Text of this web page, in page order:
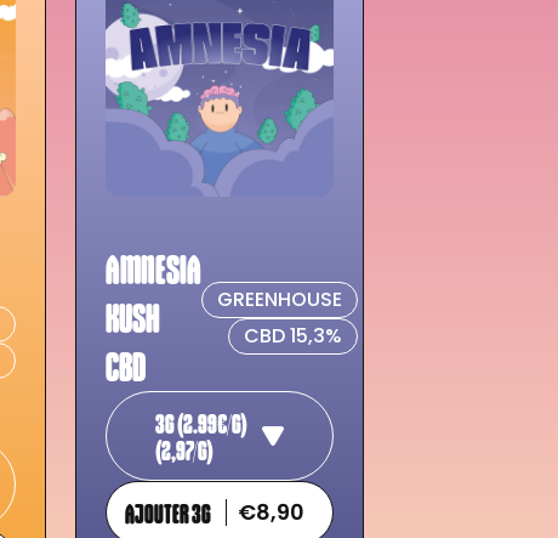
AMNESIA
KUSH
CBD
GREENHOUSE
CBD 15,3%
3G (2.99€/G)
(2,97/G)
AJOUTER 3G
€8,90